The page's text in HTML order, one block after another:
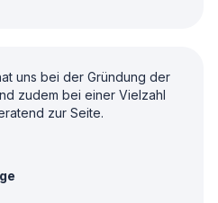
uns bei der Gründung der
zudem bei einer Vielzahl
zur Seite.